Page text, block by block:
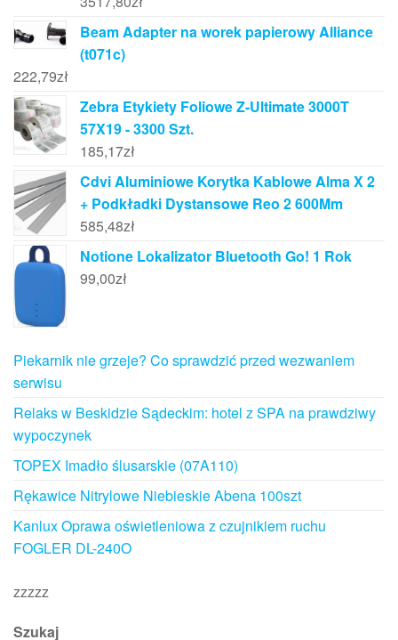
Beam Adapter na worek papierowy Alliance
(t071c)
222,79zł
Zebra Etykiety Foliowe Z-Ultimate 3000T
57X19 - 3300 Szt.
185,17zł
Cdvi Aluminiowe Korytka Kablowe Alma X 2
+ Podkładki Dystansowe Reo 2 600Mm
585,48zł
Notione Lokalizator Bluetooth Go! 1 Rok
99,00zł
Piekarnik nie grzeje? Co sprawdzić przed wezwaniem
serwisu
Relaks w Beskidzie Sądeckim: hotel z SPA na prawdziwy
wypoczynek
TOPEX Imadło ślusarskie (07A110)
Rękawice Nitrylowe Niebieskie Abena 100szt
Kanlux Oprawa oświetleniowa z czujnikiem ruchu
FOGLER DL-240O
zzzzz
Szukaj